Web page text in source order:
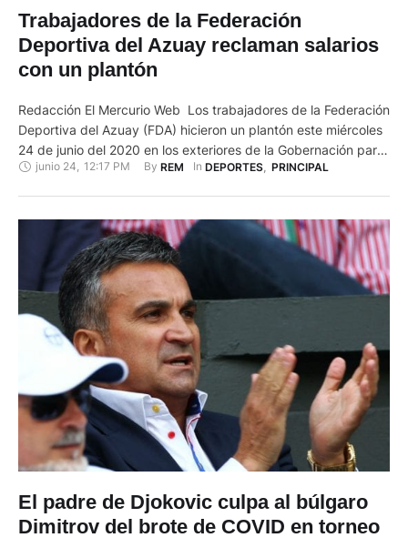
Trabajadores de la Federación
Deportiva del Azuay reclaman salarios
con un plantón
Redacción El Mercurio Web Los trabajadores de la Federación
Deportiva del Azuay (FDA) hicieron un plantón este miércoles
24 de junio del 2020 en los exteriores de la Gobernación para
reclamar el pago de sueldos atrasados. Los empleados
junio 24, 12:17 PM By REM In DEPORTES, PRINCIPAL
El padre de Djokovic culpa al búlgaro
Dimitrov del brote de COVID en torneo